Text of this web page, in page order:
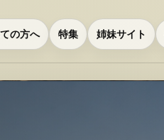
の方へ 特集 姉妹サイト